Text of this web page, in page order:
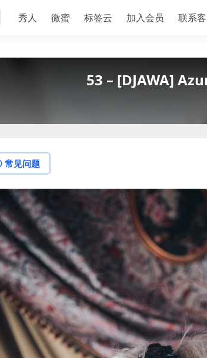
秀人 微蜜 标签云 加入会员 联系
53 – [DJAWA]
常见问题